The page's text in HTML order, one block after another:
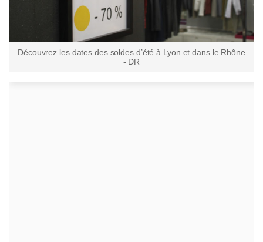
Découvrez les dates des soldes d’été à Lyon et dans le Rhône
- DR